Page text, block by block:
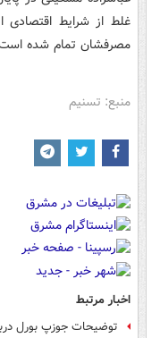
غلط از شرایط
مصرفشان تمام شده
منبع: تسنیم
اخبار مرتبط
توضیحات جوزپ بورل